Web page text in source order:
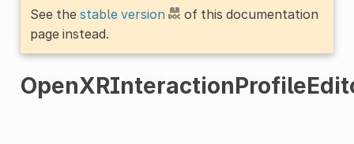
See the stable version
of this documentation
page instead.